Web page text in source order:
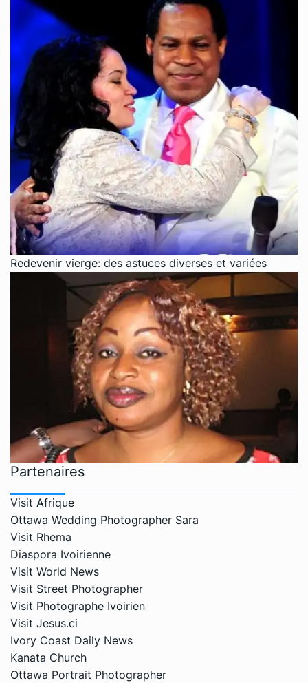
Redevenir vierge: des astuces diverses et variées
Partenaires
Visit Afrique
Ottawa Wedding Photographer Sara
Visit Rhema
Diaspora Ivoirienne
Visit World News
Visit Street Photographer
Visit Photographe Ivoirien
Visit Jesus.ci
Ivory Coast Daily News
Kanata Church
Ottawa Portrait Photographer